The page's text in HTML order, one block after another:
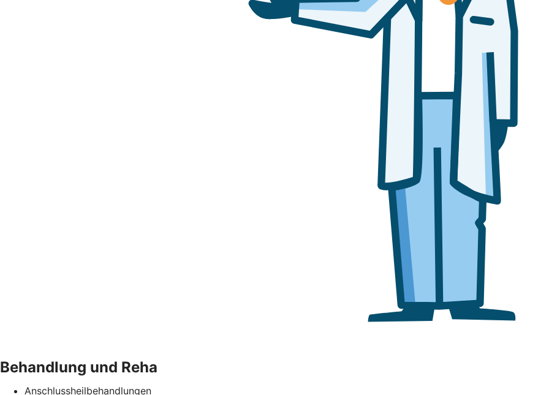
Behandlung und Reha
Anschlussheilbehandlungen